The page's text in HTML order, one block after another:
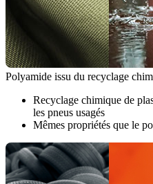
Polyamide issu du recyclage
Recyclage chimique de
les pneus usagés
Mêmes propriétés que le